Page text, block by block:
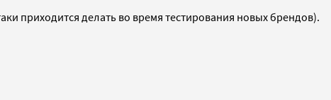
приходится делать во время тестирования новых брендов).